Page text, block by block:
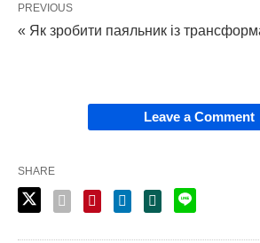
PREVIOUS
« Як зробити паяльник із
Leave a Comment
SHARE